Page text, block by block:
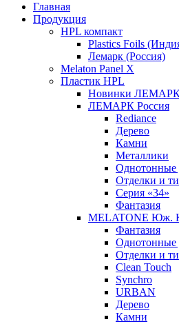
Главная
Продукция
HPL компакт
Plastics Foils
Лемарк (Россия)
Melaton Panel X
Пластик HPL
Новинки ЛЕМАРК
ЛЕМАРК Россия
Rediance
Дерево
Камни
Металлики
Однотонные
Отделки и
Серия «34»
Фантазия
MELATONE Юж.
Фантазия
Однотонные
Отделки и
Clean Touch
Synchro
URBAN
Дерево
Камни